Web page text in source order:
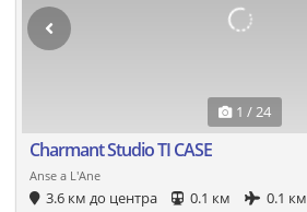
1 / 24
Charmant Studio TI CASE
Anse a L'Ane
3.6 км до центра 0.1 км
0.1 км